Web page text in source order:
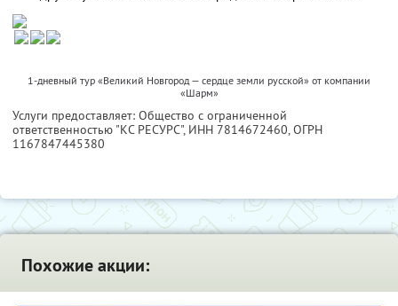
1-дневный тур «Великий Новгород — сердце земли русской» от компании
«Шарм»
Услуги предоставляет: Общество с ограниченной
ответственностью "КС РЕСУРС", ИНН 7814672460, ОГРН
1167847445380
Похожие акции: